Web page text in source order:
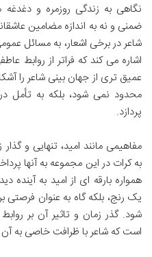
نگاهی به زندگی روزمره و
ضمنی و نه به اندازه مضامین
شاعر در برخی اشعار، به مسائل
اشاره می کند که فراتر از روابط
عمیق تری از جهان بینی شاعر را
محدود نمی شود، بلکه به تأمل
پردازد.
مفاهیمی مانند امید، تنهایی و
به کرات در این مجموعه به آنها
همواره بارقه ای از امید به آینده
یک رنج، بلکه گاه به عنوان
شود. گذر زمان و تاثیر آن بر
است که شاعر با ظرافت خاصی به آن